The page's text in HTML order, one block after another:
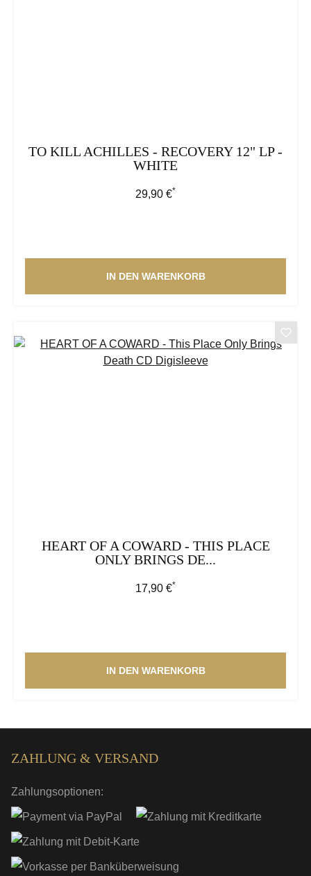
TO KILL ACHILLES - RECOVERY 12" LP -
WHITE
Regulärer Preis:
29,90 €*
IN DEN WARENKORB
HEART OF A COWARD - THIS PLACE
ONLY BRINGS DE...
Regulärer Preis:
17,90 €*
IN DEN WARENKORB
ZAHLUNG & VERSAND
Zahlungsoptionen: